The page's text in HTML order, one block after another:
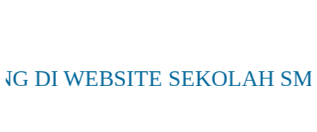
SEKOLAH SMA NEGERI